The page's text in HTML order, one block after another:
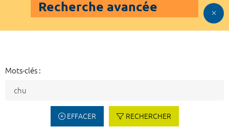
Recherche avancée
Mots-clés :
EFFACER RECHERCHER